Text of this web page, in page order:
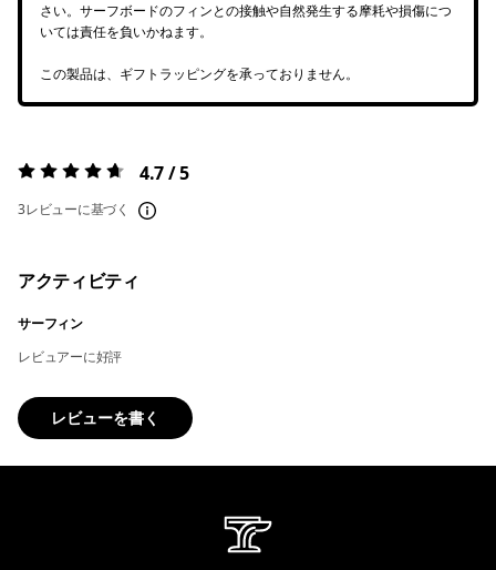
さい。サーフボードのフィンとの接触や自然発生する摩耗や損傷につ
いては責任を負いかねます。
この製品は、ギフトラッピングを承っておりません。
評価:4.7 / 5 4.7 / 5
3レビューに基づく
アクティビティ
サーフィン
レビュアーに好評
レビューを書く